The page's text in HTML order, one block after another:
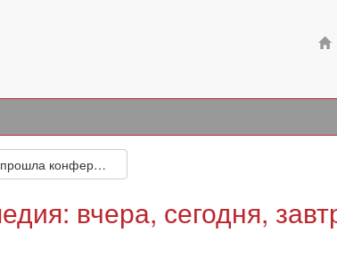
В МГУ прошла конференция «Энциклопедия: вчера, сегодня, завтра»
вчера, сегодня,